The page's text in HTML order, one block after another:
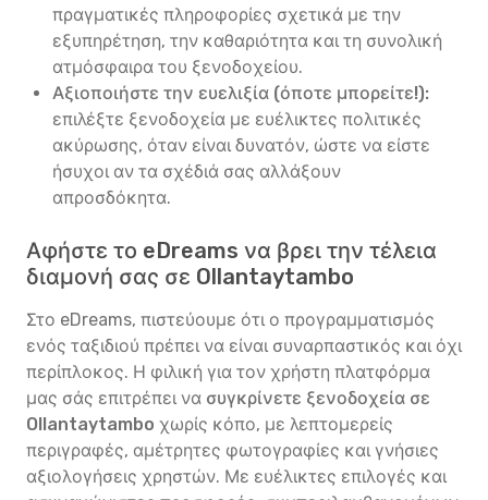
πραγματικές πληροφορίες σχετικά με την
εξυπηρέτηση, την καθαριότητα και τη συνολική
ατμόσφαιρα του ξενοδοχείου.
Αξιοποιήστε την ευελιξία (όποτε μπορείτε!):
επιλέξτε ξενοδοχεία με ευέλικτες πολιτικές
ακύρωσης, όταν είναι δυνατόν, ώστε να είστε
ήσυχοι αν τα σχέδιά σας αλλάξουν
απροσδόκητα.
Αφήστε το eDreams να βρει την τέλεια
διαμονή σας σε Ollantaytambo
Στο eDreams, πιστεύουμε ότι ο προγραμματισμός
ενός ταξιδιού πρέπει να είναι συναρπαστικός και όχι
περίπλοκος. Η φιλική για τον χρήστη πλατφόρμα
μας σάς επιτρέπει να συγκρίνετε ξενοδοχεία σε
Ollantaytambo χωρίς κόπο, με λεπτομερείς
περιγραφές, αμέτρητες φωτογραφίες και γνήσιες
αξιολογήσεις χρηστών. Με ευέλικτες επιλογές και